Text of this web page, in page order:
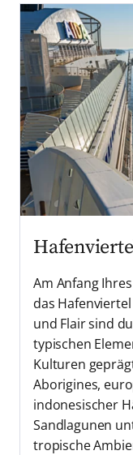
Am Anfang
das
und Flair sind
typischen
Kulturen
Aborigines,
indonesischer
Sandlagunen
tropische